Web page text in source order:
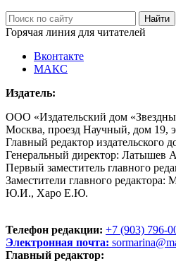
Горячая линия для читателей
Вконтакте
МАКС
Издатель:
ООО «Издательский дом
Москва, проезд Научный, дом 19,
Главный редактор
Генеральный директор: Латышев
Первый заместитель главного
Заместители главного
Ю.И., Харо Е.Ю.
Телефон редакции: +7 (903) 796-
Электронная почта:
Главный редактор: